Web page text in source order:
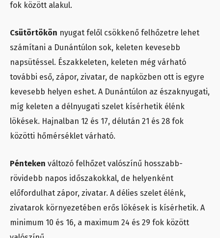
fok között alakul.
Csütörtökön nyugat felől csökkenő felhőzetre lehet
számítani a Dunántúlon sok, keleten kevesebb
napsütéssel. Északkeleten, keleten még várható
további eső, zápor, zivatar, de napközben ott is egyre
kevesebb helyen eshet. A Dunántúlon az északnyugati,
míg keleten a délnyugati szelet kísérhetik élénk
lökések. Hajnalban 12 és 17, délután 21 és 28 fok
közötti hőmérséklet várható.
Pénteken változó felhőzet valószínű hosszabb-
rövidebb napos időszakokkal, de helyenként
előfordulhat zápor, zivatar. A délies szelet élénk,
zivatarok környezetében erős lökések is kísérhetik. A
minimum 10 és 16, a maximum 24 és 29 fok között